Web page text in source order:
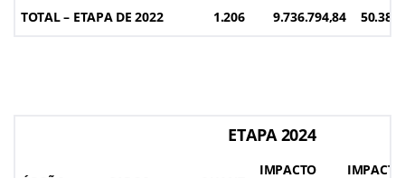
TOTAL – ETAPA DE 2022 1.206 9.736.794,84
ETAPA 2024
IMPACTO